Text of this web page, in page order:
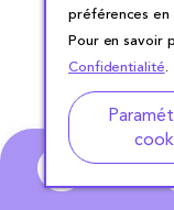
préférences en
Pour en savoir
Confidentialité.